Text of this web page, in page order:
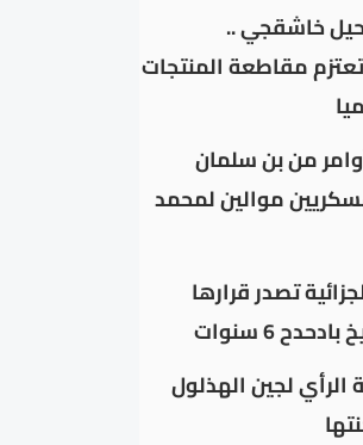
خاشقجي ..
مقاطعة المنتجات
من بن سلمان
موالين لمحمد
تصدر قرارها
6 سنوات
الرأي لجين الهذلول